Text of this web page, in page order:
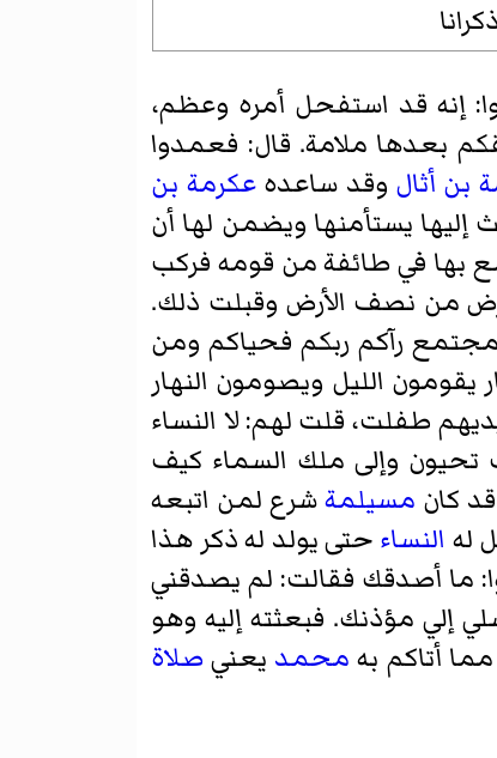
إنه قد استفحل أمره وعظم،
بعدها ملامة. قال: فعمدوا
بن أثال وقد ساعدهعكرمة بن
إليها يستأمنها ويضمن لها أن
بها في طائفة من قومه فركب
من نصف الأرض وقبلت ذلك.
رآكم ربكم فحياكم ومن
الليل ويصومون النهار
طفلت، قلت لهم: لا النساء
تحيون وإلى ملك السماء كيف
كان مسيلمةشرع لمن اتبعه
له النساء حتى يولد له ذكر هذا
ما أصدقك فقالت: لم يصدقني
إلي مؤذنك. فبعثته إليه وهو
أتاكم به محمد يعني صلاة